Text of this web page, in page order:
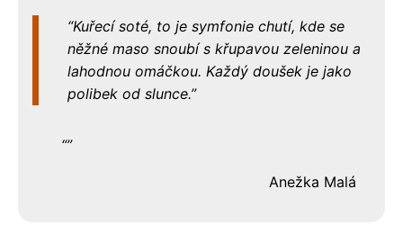
Kuřecí soté, to je symfonie chutí, kde se
něžné maso snoubí s křupavou zeleninou a
lahodnou omáčkou. Každý doušek je jako
polibek od slunce.
Anežka Malá